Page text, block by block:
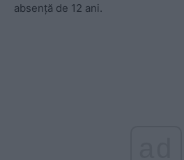
absență de 12 ani.